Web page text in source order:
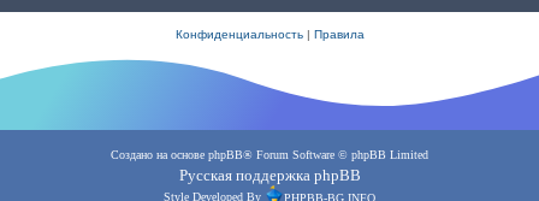
Конфиденциальность| Правила
Создано на основе phpBB® Forum Software © phpBB Limited
Русская поддержка phpBB
Style Developed By PHPBB-BG.INFO